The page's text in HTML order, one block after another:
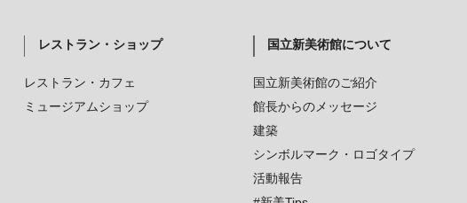
レストラン・ショップ
レストラン・カフェ
ミュージアムショップ
国立新美術館について
国立新美術館のご紹介
館長からのメッセージ
建築
シンボルマーク・ロゴタイプ
活動報告